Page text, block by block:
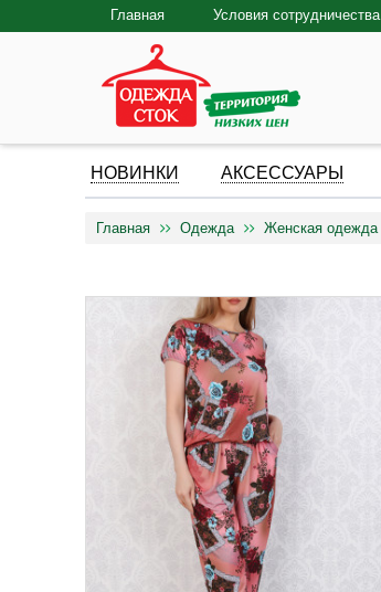
Главная Условия сотрудничества
НОВИНКИ АКСЕССУАРЫ
Главная Одежда Женская одежда